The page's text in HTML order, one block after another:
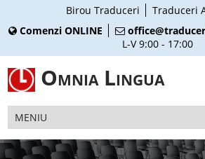
Birou Traduceri
Traduceri
Comenzi ONLINE
L-V 9:00 - 17:00
Omnia Lingua